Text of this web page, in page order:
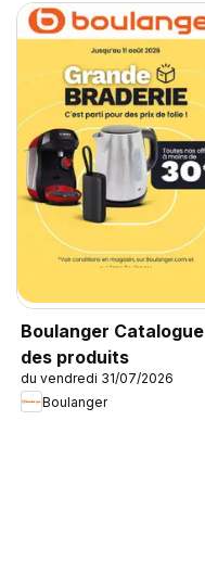
Boulanger Catalogue
des produits
du vendredi 31/07/2026
Boulanger